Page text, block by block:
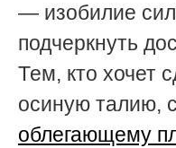
— изобилие
подчеркнуть
Тем, кто хочет
осиную талию,
облегающему